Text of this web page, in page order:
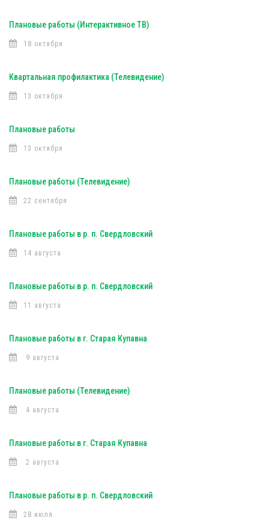
Плановые работы (Интерактивное ТВ)
18 октября
Квартальная профилактика (Телевидение)
13 октября
Плановые работы
13 октября
Плановые работы (Телевидение)
22 сентября
Плановые работы в р. п. Свердловский
14 августа
Плановые работы в р. п. Свердловский
11 августа
Плановые работы в г. Старая Купавна
9 августа
Плановые работы (Телевидение)
4 августа
Плановые работы в г. Старая Купавна
2 августа
Плановые работы в р. п. Свердловский
28 июля